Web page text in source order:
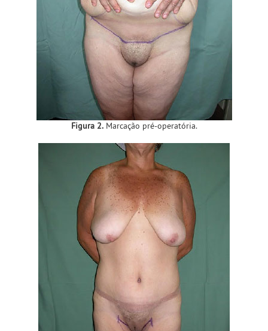
Figura 2.Marcação pré-operatória.